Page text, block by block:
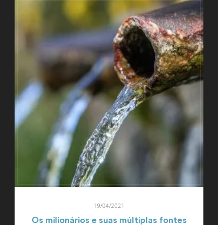
19/04/2021
Os milionários e suas múltiplas fontes